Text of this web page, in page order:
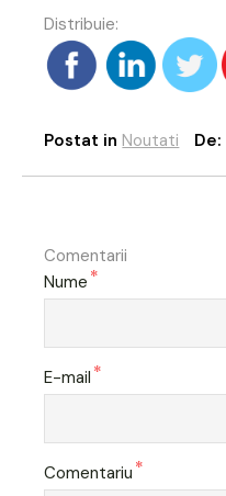
Distribuie:
Postat in Noutati De:
Comentarii
Nume *
E-mail *
Comentariu *